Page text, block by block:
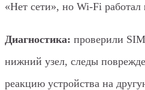
«Нет сети», но Wi‑Fi работал
Диагностика: проверили
нижний узел, следы
реакцию устройства на